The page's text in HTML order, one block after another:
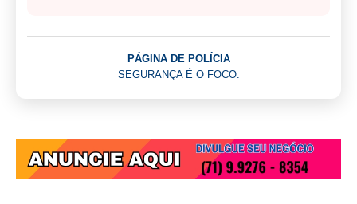
PÁGINA DE POLÍCIA
SEGURANÇA É O FOCO.